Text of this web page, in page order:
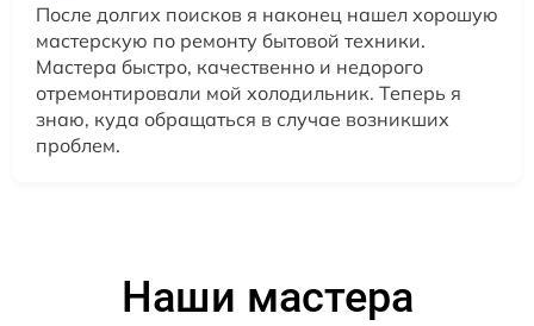
После долгих поисков я наконец нашел хорошую
мастерскую по ремонту бытовой техники.
Мастера быстро, качественно и недорого
отремонтировали мой холодильник. Теперь я
знаю, куда обращаться в случае возникших
проблем.
Наши мастера